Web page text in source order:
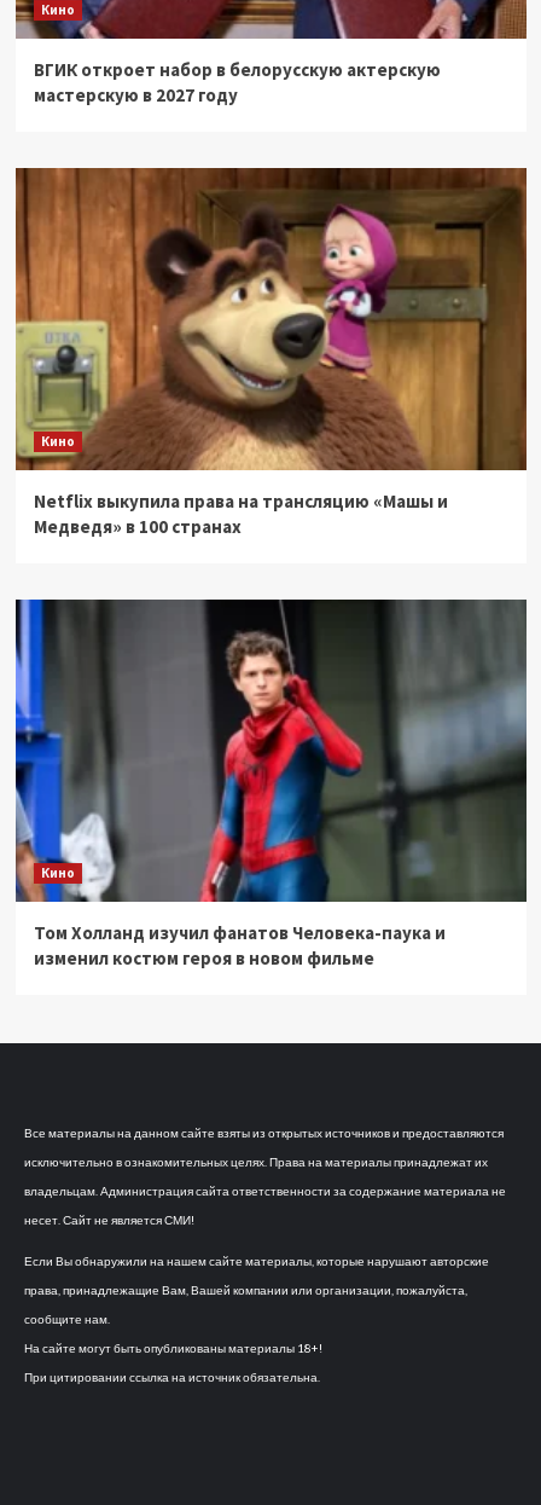
Кино
ВГИК откроет набор в белорусскую актерскую
мастерскую в 2027 году
Кино
Netflix выкупила права на трансляцию «Машы и
Медведя» в 100 странах
Кино
Том Холланд изучил фанатов Человека-паука и
изменил костюм героя в новом фильме
Все материалы на данном сайте взяты из открытых источников и предоставляются
исключительно в ознакомительных целях. Права на материалы принадлежат их
владельцам. Администрация сайта ответственности за содержание материала не
несет. Сайт не является СМИ!
Если Вы обнаружили на нашем сайте материалы, которые нарушают авторские
права, принадлежащие Вам, Вашей компании или организации, пожалуйста,
сообщите нам.
На сайте могут быть опубликованы материалы 18+!
При цитировании ссылка на источник обязательна.